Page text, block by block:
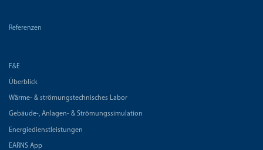
Referenzen
F&E
Überblick
Wärme- & strömungstechnisches Labor
Gebäude-, Anlagen- & Strömungssimulation
Energiedienstleistungen
EARNS App